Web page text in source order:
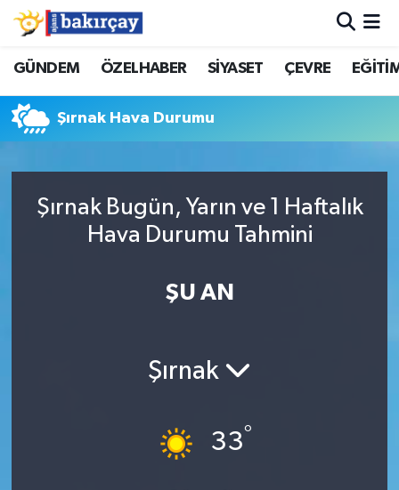
GÜNDEM ÖZELHABER SİYASET ÇEVRE
Şırnak Hava Durumu
Şırnak Bugün, Yarın ve 1 Haftalık
Hava Durumu Tahmini
ŞU AN
Şırnak
33°
İzmir Nöbetçi Eczaneler
İzmir Hava Durumu
İzmir Trafik Yoğunluk Haritası